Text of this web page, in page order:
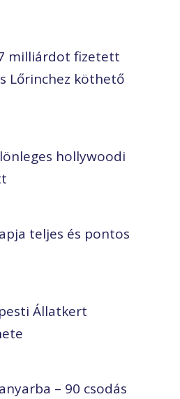
milliárdot fizetett
Lőrinchez köthető
hollywoodi
teljes és pontos
Állatkert
– 90 csodás